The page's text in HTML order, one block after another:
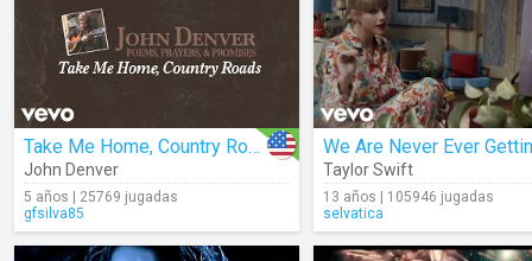
Take Me Home, Country Roads (Audio)
John Denver
5 años | 25769 jugadas
gfsilva85
Taylor Swift
13 años | 105946 jugadas
selvatica